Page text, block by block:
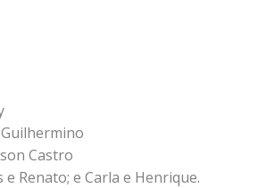
Castro
Renato; e Carla e Henrique.